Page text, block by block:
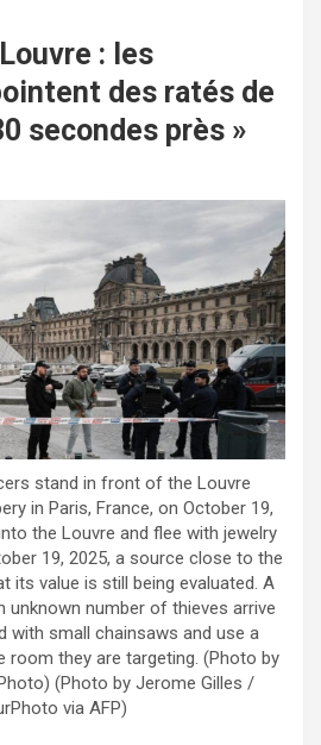
: les
des ratés de
secondes près »
stand in front of the Louvre
in Paris, France, on October 19,
the Louvre and flee with jewelry
19, 2025, a source close to the
its value is still being evaluated. A
unknown number of thieves arrive
with small chainsaws and use a
they are targeting. (Photo by
(Photo by Jerome Gilles /
via AFP)